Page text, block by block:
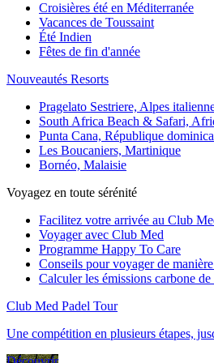
Croisières été en Méditerranée
Vacances de Toussaint
Été Indien
Fêtes de fin d'année
Nouveautés Resorts
Pragelato Sestriere, Alpes
South Africa Beach & Safari,
Punta Cana, République
Les Boucaniers, Martinique
Bornéo, Malaisie
Voyagez en toute sérénité
Facilitez votre arrivée au Club
Voyager avec Club Med
Programme Happy To Care
Conseils pour voyager de
Calculer les émissions carbone
Club Med Padel Tour
Une compétition en plusieurs étapes,